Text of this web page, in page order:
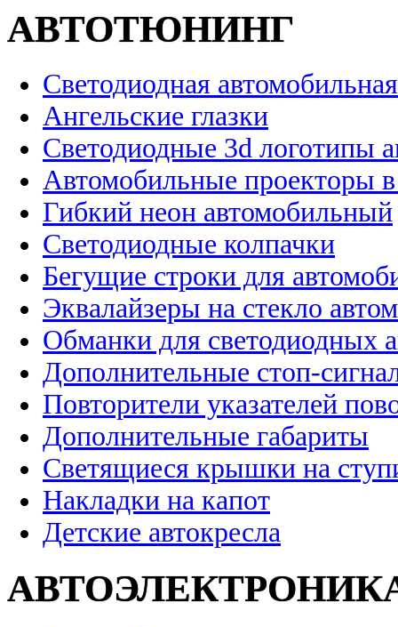
АВТОТЮНИНГ
Светодиодная
Ангельские глазки
Светодиодные 3d логотипы
Автомобильные проекторы
Гибкий неон автомобильный
Светодиодные колпачки
Бегущие строки для
Эквалайзеры на стекло
Обманки для светодиодных
Дополнительные стоп-
Повторители указателей
Дополнительные габариты
Светящиеся крышки на
Накладки на капот
Детские автокресла